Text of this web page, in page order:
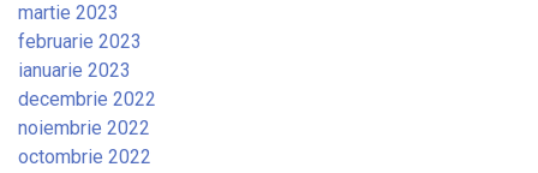
martie 2023
februarie 2023
ianuarie 2023
decembrie 2022
noiembrie 2022
octombrie 2022